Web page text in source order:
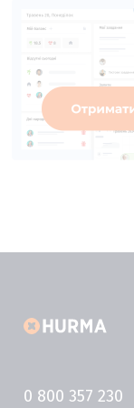
0 800 357 230